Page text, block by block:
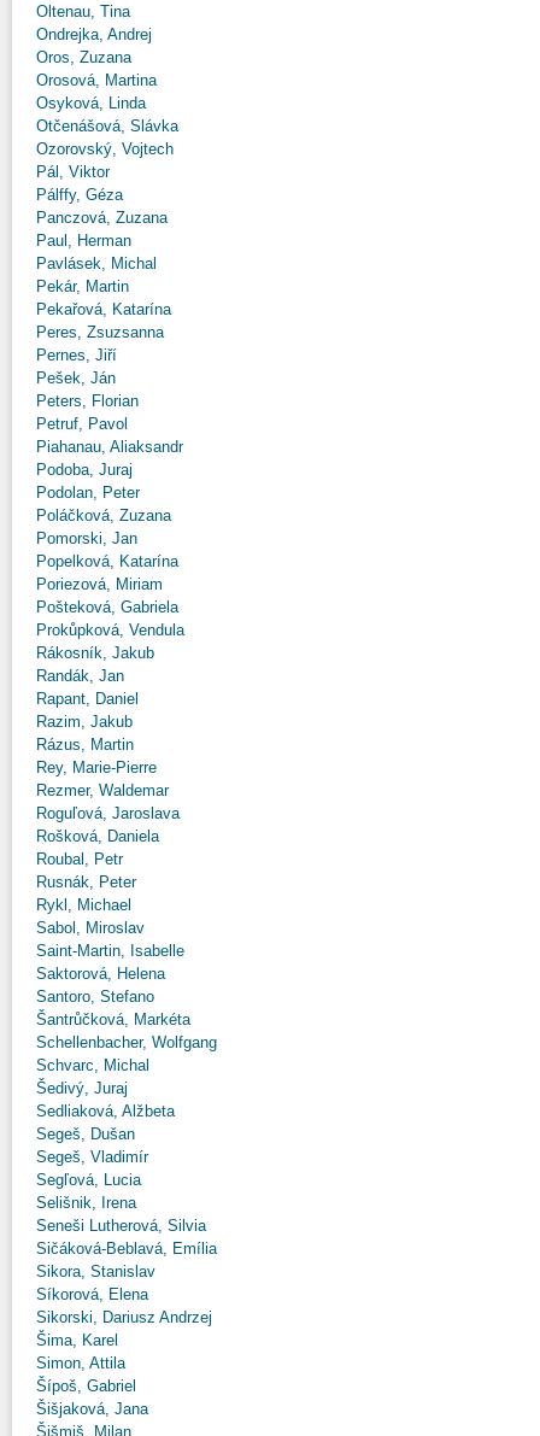
Oltenau, Tina
Ondrejka, Andrej
Oros, Zuzana
Orosová, Martina
Osyková, Linda
Otčenášová, Slávka
Ozorovský, Vojtech
Pál, Viktor
Pálffy, Géza
Panczová, Zuzana
Paul, Herman
Pavlásek, Michal
Pekár, Martin
Pekařová, Katarína
Peres, Zsuzsanna
Pernes, Jiří
Pešek, Ján
Peters, Florian
Petruf, Pavol
Piahanau, Aliaksandr
Podoba, Juraj
Podolan, Peter
Poláčková, Zuzana
Pomorski, Jan
Popelková, Katarína
Poriezová, Miriam
Pošteková, Gabriela
Prokůpková, Vendula
Rákosník, Jakub
Randák, Jan
Rapant, Daniel
Razim, Jakub
Rázus, Martin
Rey, Marie-Pierre
Rezmer, Waldemar
Roguľová, Jaroslava
Rošková, Daniela
Roubal, Petr
Rusnák, Peter
Rykl, Michael
Sabol, Miroslav
Saint-Martin, Isabelle
Saktorová, Helena
Santoro, Stefano
Šantrůčková, Markéta
Schellenbacher, Wolfgang
Schvarc, Michal
Šedivý, Juraj
Sedliaková, Alžbeta
Segeš, Dušan
Segeš, Vladimír
Segľová, Lucia
Selišnik, Irena
Seneši Lutherová, Silvia
Sičáková-Beblavá, Emília
Sikora, Stanislav
Síkorová, Elena
Sikorski, Dariusz Andrzej
Šima, Karel
Simon, Attila
Šípoš, Gabriel
Šišjaková, Jana
Šišmiš, Milan